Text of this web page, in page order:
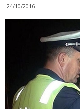
24/10/2016